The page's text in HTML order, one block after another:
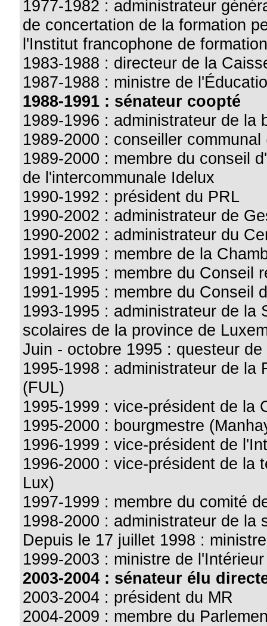
1977-1982 : administrateur
de concertation de la formation
l'Institut francophone de
1983-1988 : directeur de la
1987-1988 : ministre de
1988-1991 : sénateur coopté
1989-1996 : administrateur de la
1989-2000 : conseiller communal
1989-2000 : membre du conseil
de l'intercommunale Idelux
1990-1992 : président du PRL
1990-2002 : administrateur de
1990-2002 : administrateur du
1991-1999 : membre de la
1991-1995 : membre du Conseil
1991-1995 : membre du Conseil
1993-1995 : administrateur de la
scolaires de la province de
Juin - octobre 1995 : questeur
1995-1998 : administrateur de la
(FUL)
1995-1999 : vice-président de la
1995-2000 : bourgmestre
1996-1999 : vice-président de
1996-2000 : vice-président de la
Lux)
1997-1999 : membre du comité
1998-2000 : administrateur de la
Depuis le 17 juillet 1998 :
1999-2003 : ministre de l'Intérieur
2003-2004 : sénateur élu
2003-2004 : président du MR
2004-2009 : membre du